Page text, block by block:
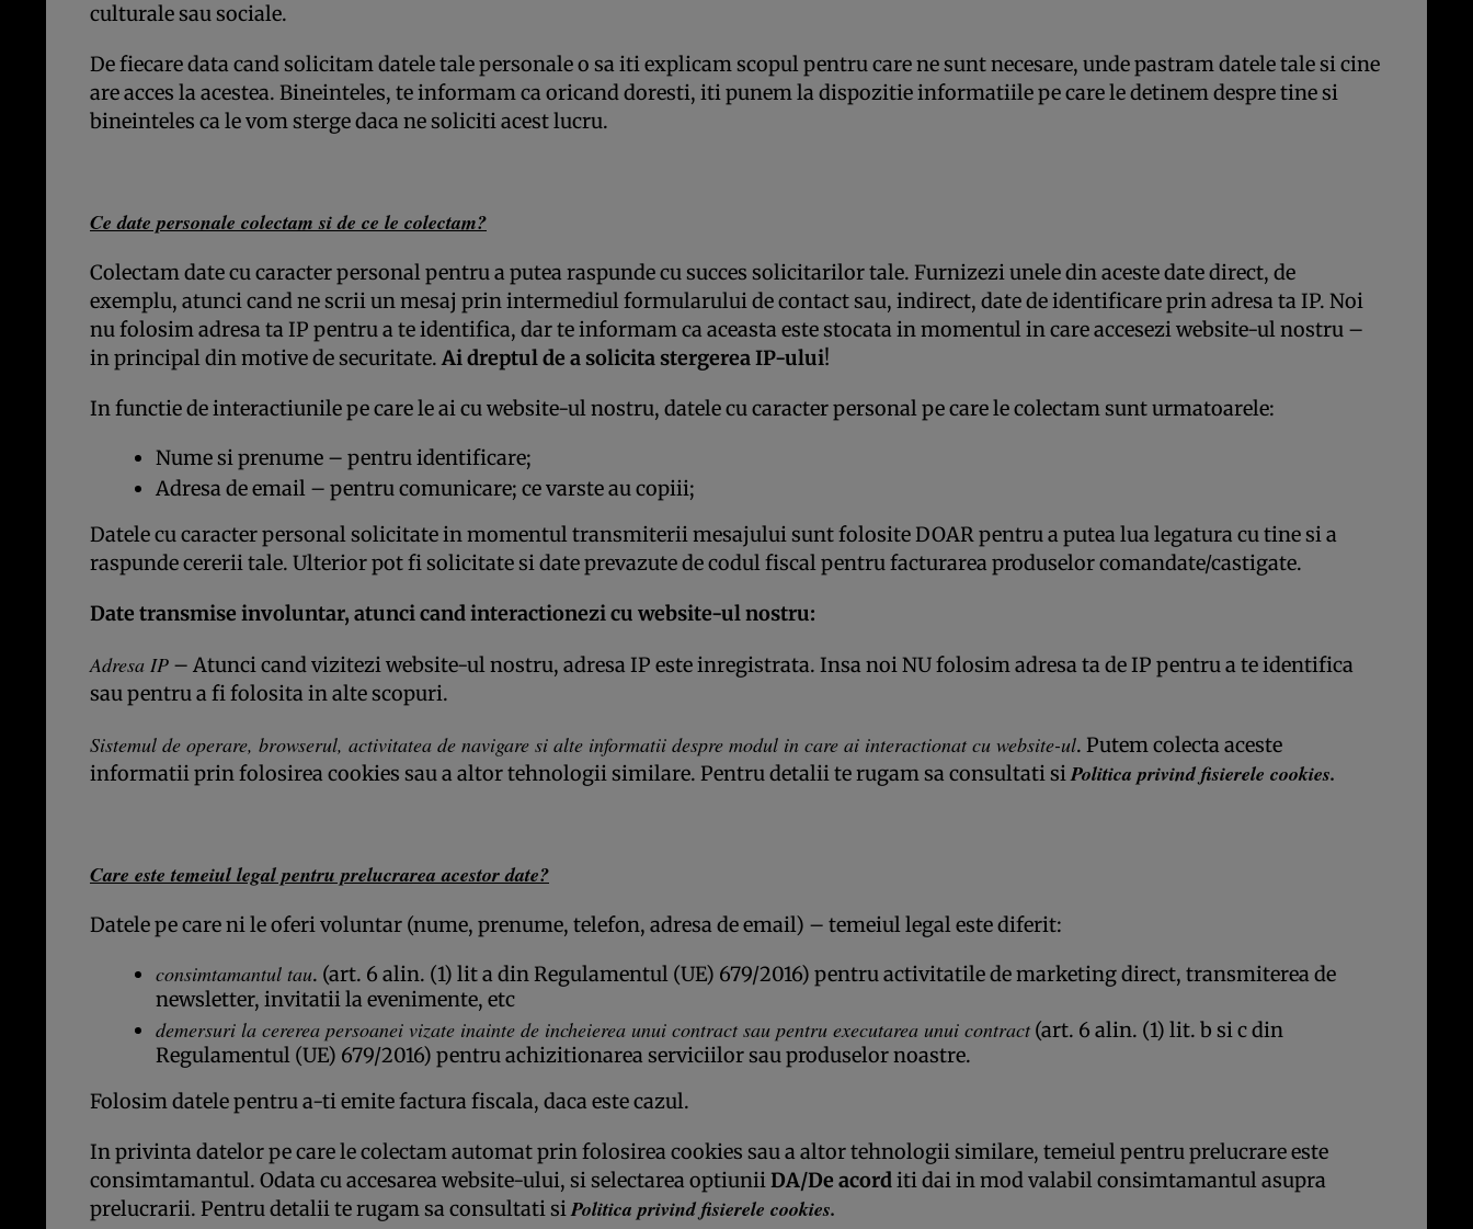
culturale sau sociale.
De fiecare data cand solicitam datele tale personale o sa iti explicam scopul pentru care ne sunt necesare, unde pastram datele tale si cine
are acces la acestea. Bineinteles, te informam ca oricand doresti, iti punem la dispozitie informatiile pe care le detinem despre tine si
bineinteles ca le vom sterge daca ne soliciti acest lucru.
Ce date personale colectam si de ce le colectam?
Colectam date cu caracter personal pentru a putea raspunde cu succes solicitarilor tale. Furnizezi unele din aceste date direct, de
exemplu, atunci cand ne scrii un mesaj prin intermediul formularului de contact sau, indirect, date de identificare prin adresa ta IP. Noi
nu folosim adresa ta IP pentru a te identifica, dar te informam ca aceasta este stocata in momentul in care accesezi website-ul nostru –
in principal din motive de securitate.Ai dreptul de a solicita stergerea IP-ului!
In functie de interactiunile pe care le ai cu website-ul nostru, datele cu caracter personal pe care le colectam sunt urmatoarele:
Nume si prenume – pentru identificare;
Adresa de email – pentru comunicare; ce varste au copiii;
Datele cu caracter personal solicitate in momentul transmiterii mesajului sunt folosite DOAR pentru a putea lua legatura cu tine si a
raspunde cererii tale. Ulterior pot fi solicitate si date prevazute de codul fiscal pentru facturarea produselor comandate/castigate.
Date transmise involuntar, atunci cand interactionezi cu website-ul nostru:
Adresa IP – Atunci cand vizitezi website-ul nostru, adresa IP este inregistrata. Insa noi NU folosim adresa ta de IP pentru a te identifica
sau pentru a fi folosita in alte scopuri.
Sistemul de operare, browserul, activitatea de navigare si alte informatii despre modul in care ai interactionat cu website-ul. Putem colecta aceste
informatii prin folosirea cookies sau a altor tehnologii similare. Pentru detalii te rugam sa consultati siPolitica privind fisierele cookies.
Care este temeiul legal pentru prelucrarea acestor date?
Datele pe care ni le oferi voluntar (nume, prenume, telefon, adresa de email) – temeiul legal este diferit:
consimtamantul tau. (art. 6 alin. (1) lit a din Regulamentul (UE) 679/2016) pentru activitatile de marketing direct, transmiterea de
newsletter, invitatii la evenimente, etc
demersuri la cererea persoanei vizate inainte de incheierea unui contract sau pentru executarea unui contract (art. 6 alin. (1) lit. b si c din
Regulamentul (UE) 679/2016) pentru achizitionarea serviciilor sau produselor noastre.
Folosim datele pentru a-ti emite factura fiscala, daca este cazul.
In privinta datelor pe care le colectam automat prin folosirea cookies sau a altor tehnologii similare, temeiul pentru prelucrare este
consimtamantul. Odata cu accesarea website-ului, si selectarea optiuniiDA/De acorditi dai in mod valabil consimtamantul asupra
prelucrarii. Pentru detalii te rugam sa consultati siPolitica privind fisierele cookies.